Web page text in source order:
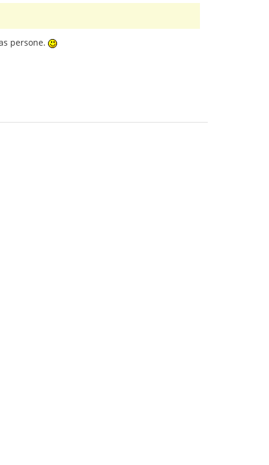
persone.